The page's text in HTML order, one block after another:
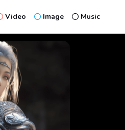
Video Image Music